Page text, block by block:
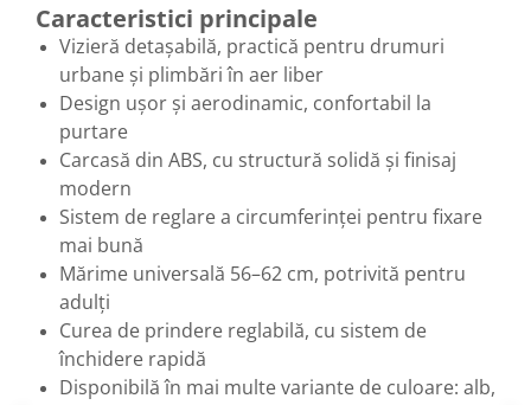
Caracteristici principale
Vizieră detașabilă, practică pentru drumuri
urbane și plimbări în aer liber
Design ușor și aerodinamic, confortabil la
purtare
Carcasă din ABS, cu structură solidă și finisaj
modern
Sistem de reglare a circumferinței pentru fixare
mai bună
Mărime universală 56–62 cm, potrivită pentru
adulți
Curea de prindere reglabilă, cu sistem de
închidere rapidă
Disponibilă în mai multe variante de culoare: alb,